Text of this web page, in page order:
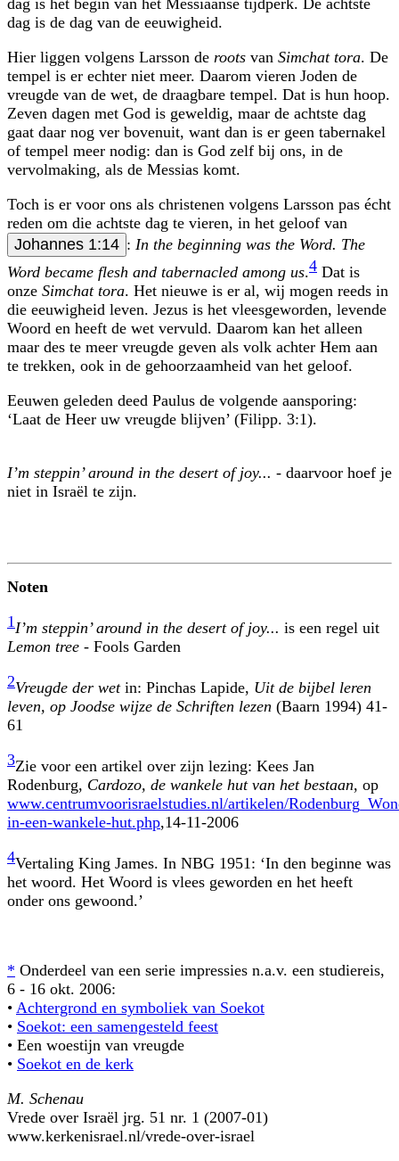
dag is de dag van de eeuwigheid.
Hier liggen volgens Larsson de roots van Simchat tora. De
tempel is er echter niet meer. Daarom vieren Joden de
vreugde van de wet, de draagbare tempel. Dat is hun hoop.
Zeven dagen met God is geweldig, maar de achtste dag
gaat daar nog ver bovenuit, want dan is er geen tabernakel
of tempel meer nodig: dan is God zelf bij ons, in de
vervolmaking, als de Messias komt.
Toch is er voor ons als christenen volgens Larsson pas écht
reden om die achtste dag te vieren, in het geloof van
Johannes 1:14 : In the beginning was the Word. The
Word became flesh and tabernacled among us.4 Dat is
onze Simchat tora. Het nieuwe is er al, wij mogen reeds in
die eeuwigheid leven. Jezus is het vleesgeworden, levende
Woord en heeft de wet vervuld. Daarom kan het alleen
maar des te meer vreugde geven als volk achter Hem aan
te trekken, ook in de gehoorzaamheid van het geloof.
Eeuwen geleden deed Paulus de volgende aansporing:
‘Laat de Heer uw vreugde blijven’ (Filipp. 3:1).
I’m steppin’ around in the desert of joy... - daarvoor hoef je
niet in Israël te zijn.
Noten
1 I’m steppin’ around in the desert of joy... is een regel uit
Lemon tree - Fools Garden
2Vreugde der wetin: Pinchas Lapide, Uit de bijbel leren
leven, op Joodse wijze de Schriften lezen (Baarn 1994) 41-
61
3Zie voor een artikel over zijn lezing: Kees Jan
Rodenburg, Cardozo, de wankele hut van het bestaan, op
www.centrumvoorisraelstudies.nl/artikelen/
in-een-wankele-hut.php,14-11-2006
4Vertaling King James. In NBG 1951: ‘In den beginne was
het woord. Het Woord is vlees geworden en het heeft
onder ons gewoond.’
* Onderdeel van een serie impressies n.a.v. een studiereis,
6 - 16 okt. 2006:
• Achtergrond en symboliek van Soekot
• Soekot: een samengesteld feest
• Een woestijn van vreugde
• Soekot en de kerk
M. Schenau
Vrede over Israël jrg. 51 nr. 1 (2007-01)
www.kerkenisrael.nl/vrede-over-israel